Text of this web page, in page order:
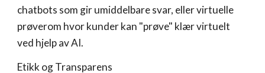
chatbots som gir umiddelbare svar, eller virtuelle
prøverom hvor kunder kan "prøve" klær virtuelt
ved hjelp av AI.
Etikk og Transparens